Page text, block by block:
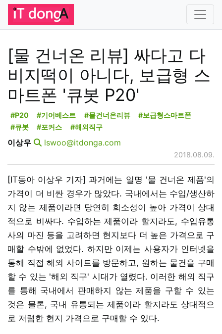
[물 건너온 리뷰] 싸다고 다
비지떡이 아니다, 보급형 스
마트폰 '큐봇 P20'
#P20 #기어베스트 #물건너온리뷰
#보급형스마트폰
#큐봇
#포커스 #해외직구
이상우 lswoo@itdonga.com
2018.08.09.
[IT동아 이상우 기자] 과거에는 일명 '물 건너온 제품'의
가격이 더 비싼 경우가 많았다. 국내에서는 수입/생산하
지 않는 제품이라면 당연히 희소성이 높아 가격이 상대
적으로 비싸다. 수입하는 제품이라 할지라도, 수입유통
사의 마진 등을 고려하면 현지보다 더 높은 가격으로 구
매할 수밖에 없었다. 하지만 이제는 사용자가 인터넷을
통해 직접 해외 사이트를 방문하고, 원하는 물건을 구매
할 수 있는 '해외 직구' 시대가 열렸다. 이러한 해외 직구
를 통해 국내에서 판매하지 않는 제품을 구할 수 있는
것은 물론, 국내 유통되는 제품이라 할지라도 상대적으
로 저렴한 현지 가격으로 구매할 수 있다.